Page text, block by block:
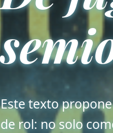
Este texto
de rol: no solo